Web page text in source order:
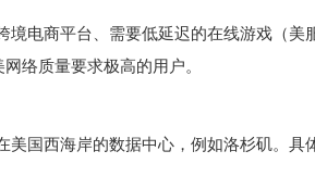
境电商平台、需要低延迟的在线游戏（美
络质量要求极高的用户。
美国西海岸的数据中心，例如洛杉矶。具